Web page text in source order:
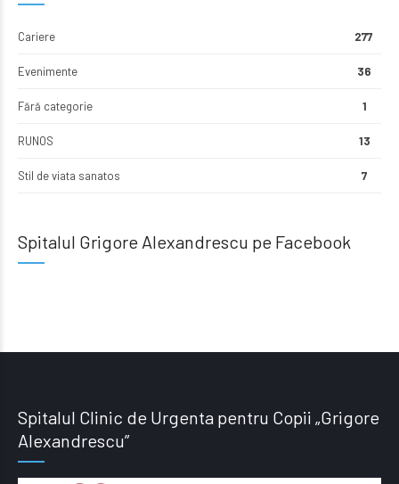
Cariere 277
Evenimente 36
Fără categorie 1
RUNOS 13
Stil de viata sanatos 7
Spitalul Grigore Alexandrescu pe Facebook
Spitalul Clinic de Urgenta pentru Copii „Grigore
Alexandrescu”